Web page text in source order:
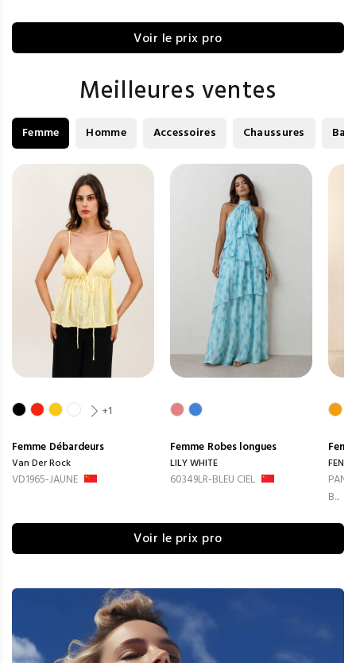
Voir le prix pro
Meilleures ventes
Femme Homme Accessoires Chaussures
+1
Femme Débardeurs
Van Der Rock
VD1965-JAUNE
Femme Robes longues
LILY WHITE
60349LR-BLEU CIEL
B...
Voir le prix pro